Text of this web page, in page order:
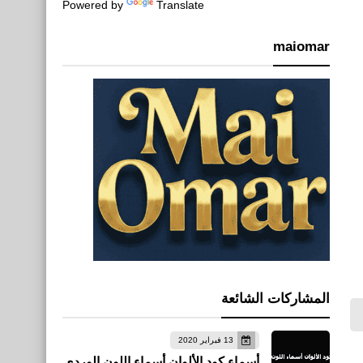
Powered by Translate
maiomar
المشاركات الشائعة
13 فبراير 2020